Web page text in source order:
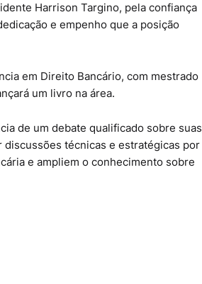
Harrison Targino, pela confiança
e empenho que a posição
em Direito Bancário, com mestrado
um livro na área.
de um debate qualificado sobre suas
técnicas e estratégicas por
e ampliem o conhecimento sobre